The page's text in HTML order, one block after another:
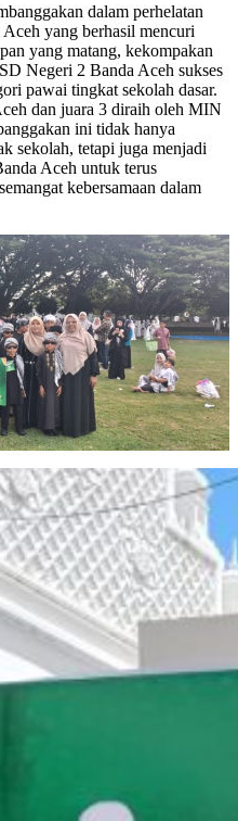
dalam perhelatan
yang berhasil mencuri
yang matang, kekompakan
Negeri 2 Banda Aceh sukses
pawai tingkat sekolah dasar.
dan juara 3 diraih oleh MIN
ini tidak hanya
sekolah, tetapi juga menjadi
Aceh untuk terus
kebersamaan dalam